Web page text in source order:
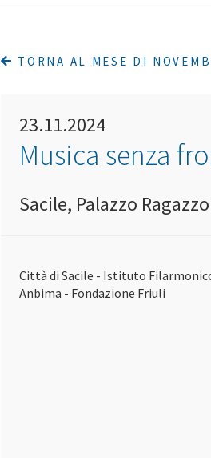
TORNA AL MESE DI
23.11.2024
Musica senza
Sacile, Palazzo
Città di Sacile - Istituto
Anbima - Fondazione Friuli